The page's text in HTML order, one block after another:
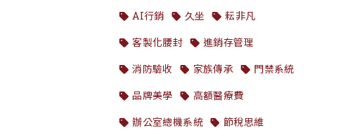
AI行銷 久坐
耘非凡
客製化腰封
進銷存管理
消防驗收
家族傳承
門禁系統
品牌美學
高額醫療費
辦公室總機系統
節稅思維